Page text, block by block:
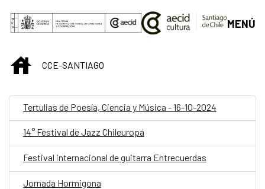
Saltar al contenido principal
MENÚ
INICIOCCE-SANTIAGO
Tertulias de Poesía, Ciencia y Música - 16-10-2024
14° Festival de Jazz Chileuropa
Festival internacional de guitarra Entrecuerdas
Jornada Hormigona